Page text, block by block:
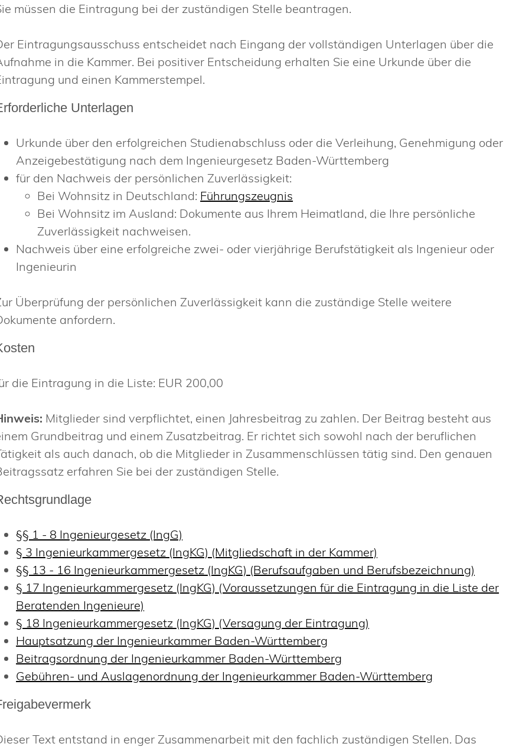
müssen die Eintragung bei der zuständigen Stelle beantragen.
Eintragungsausschuss entscheidet nach Eingang der vollständigen Unterlagen über die
in die Kammer. Bei positiver Entscheidung erhalten Sie eine Urkunde über die
und einen Kammerstempel.
Unterlagen
Urkunde über den erfolgreichen Studienabschluss oder die Verleihung, Genehmigung oder
Anzeigebestätigung nach dem Ingenieurgesetz Baden-Württemberg
für den Nachweis der persönlichen Zuverlässigkeit:
Bei Wohnsitz in Deutschland: Führungszeugnis
Bei Wohnsitz im Ausland: Dokumente aus Ihrem Heimatland, die Ihre persönliche
Zuverlässigkeit nachweisen.
Nachweis über eine erfolgreiche zwei- oder vierjährige Berufstätigkeit als Ingenieur oder
Ingenieurin
Überprüfung der persönlichen Zuverlässigkeit kann die zuständige Stelle weitere
anfordern.
die Eintragung in die Liste: EUR 200,00
Mitglieder sind verpflichtet, einen Jahresbeitrag zu zahlen. Der Beitrag besteht aus
Grundbeitrag und einem Zusatzbeitrag. Er richtet sich sowohl nach der beruflichen
als auch danach, ob die Mitglieder in Zusammenschlüssen tätig sind. Den genauen
erfahren Sie bei der zuständigen Stelle.
§§ 1 - 8 Ingenieurgesetz (IngG)
§ 3 Ingenieurkammergesetz (IngKG) (Mitgliedschaft in der Kammer)
§§ 13 - 16 Ingenieurkammergesetz (IngKG) (Berufsaufgaben und Berufsbezeichnung)
§ 17 Ingenieurkammergesetz (IngKG) (Voraussetzungen für die Eintragung in die Liste der
Beratenden Ingenieure)
§ 18 Ingenieurkammergesetz (IngKG) (Versagung der Eintragung)
Hauptsatzung der Ingenieurkammer Baden-Württemberg
Beitragsordnung der Ingenieurkammer Baden-Württemberg
Gebühren- und Auslagenordnung der Ingenieurkammer Baden-Württemberg
Text entstand in enger Zusammenarbeit mit den fachlich zuständigen Stellen. Das